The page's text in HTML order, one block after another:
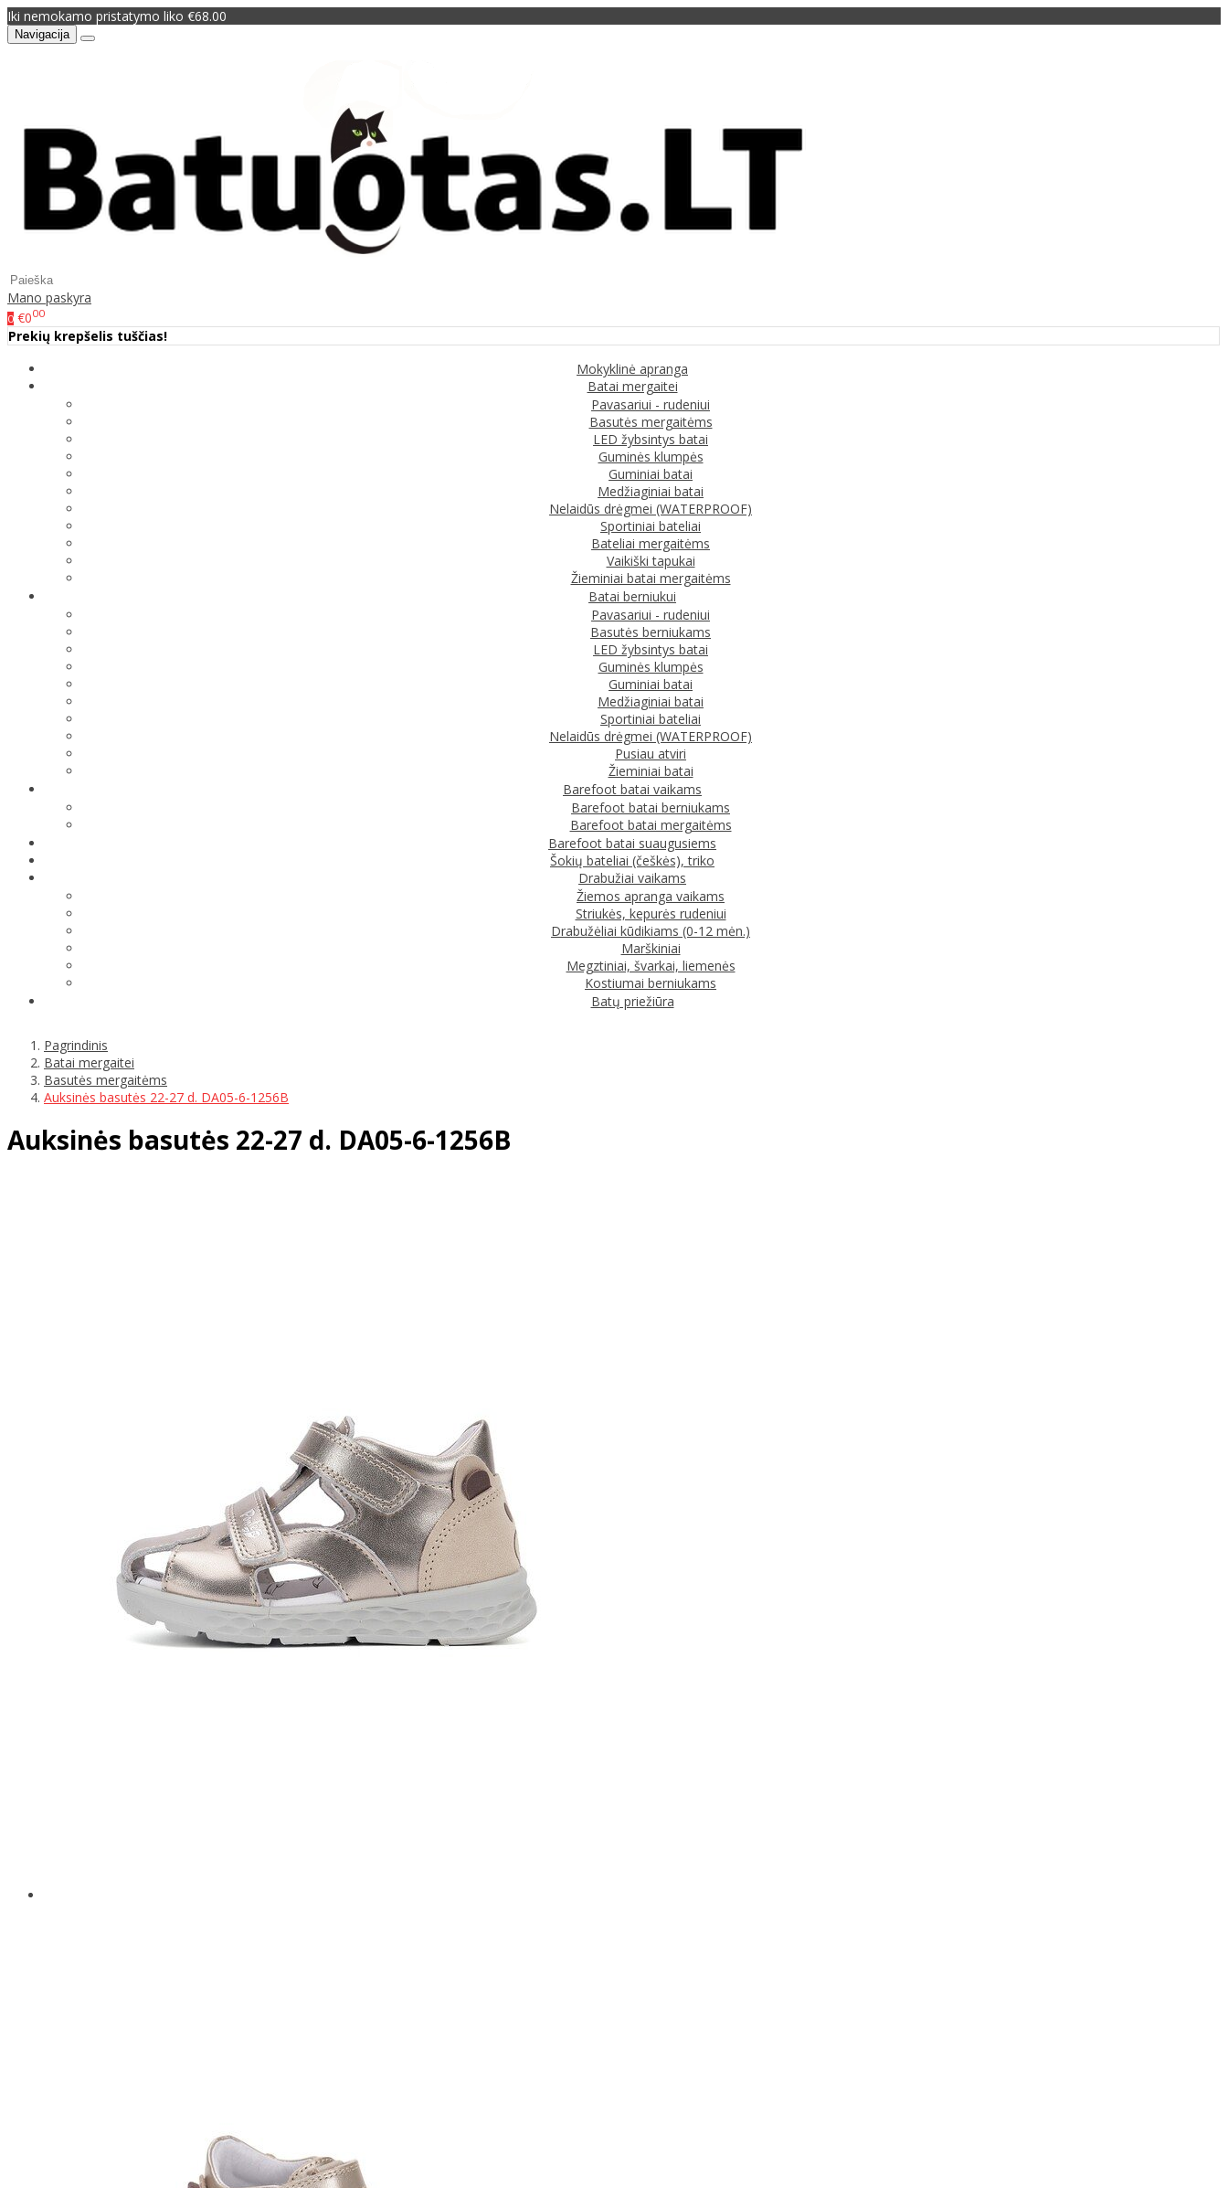
Iki nemokamo pristatymo liko €68.00
Navigacija
Mano paskyra
0 €000
Prekių krepšelis tuščias!
Mokyklinė apranga
Batai mergaitei
Pavasariui - rudeniui
Basutės mergaitėms
LED žybsintys batai
Guminės klumpės
Guminiai batai
Medžiaginiai batai
Nelaidūs drėgmei (WATERPROOF)
Sportiniai bateliai
Bateliai mergaitėms
Vaikiški tapukai
Žieminiai batai mergaitėms
Batai berniukui
Pavasariui - rudeniui
Basutės berniukams
LED žybsintys batai
Guminės klumpės
Guminiai batai
Medžiaginiai batai
Sportiniai bateliai
Nelaidūs drėgmei (WATERPROOF)
Pusiau atviri
Žieminiai batai
Barefoot batai vaikams
Barefoot batai berniukams
Barefoot batai mergaitėms
Barefoot batai suaugusiems
Šokių bateliai (češkės), triko
Drabužiai vaikams
Žiemos apranga vaikams
Striukės, kepurės rudeniui
Drabužėliai kūdikiams (0-12 mėn.)
Marškiniai
Megztiniai, švarkai, liemenės
Kostiumai berniukams
Batų priežiūra
Pagrindinis
Batai mergaitei
Basutės mergaitėms
Auksinės basutės 22-27 d. DA05-6-1256B
Auksinės basutės 22-27 d. DA05-6-1256B